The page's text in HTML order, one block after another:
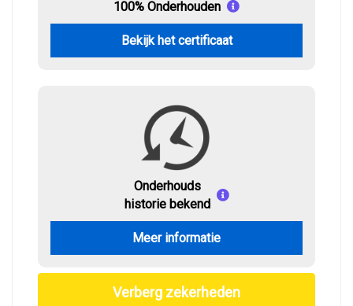
100% Onderhouden
Bekijk het certificaat
Onderhouds
historie bekend
Meer informatie
Verberg zekerheden